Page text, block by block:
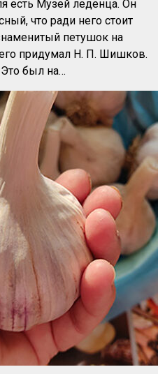
есть Музей леденца. Он
что ради него стоит
петушок на
придумал Н. П. Шишков.
был на…